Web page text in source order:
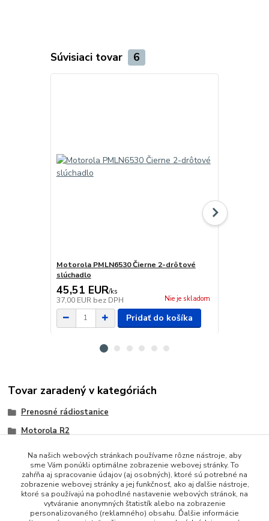
Súvisiaci tovar 6
Motorola PMLN6530 Čierne 2-drôtové
slúchadlo
45,51 EUR/ks
37,00 EUR bez DPH Nie je skladom
Pridať do košíka
Tovar zaradený v kategóriách
Prenosné rádiostanice
Motorola R2
Na našich webových stránkach používame rôzne nástroje, aby
sme Vám ponúkli optimálne zobrazenie webovej stránky. To
zahŕňa aj spracovanie údajov (aj osobných), ktoré sú potrebné na
zobrazenie webovej stránky a jej funkčnosť, ako aj ďalšie nástroje,
ktoré sa používajú na pohodlné nastavenie webových stránok, na
vytváranie anonymných štatistík alebo na zobrazenie
personalizovaného (reklamného) obsahu. Ďalšie informácie